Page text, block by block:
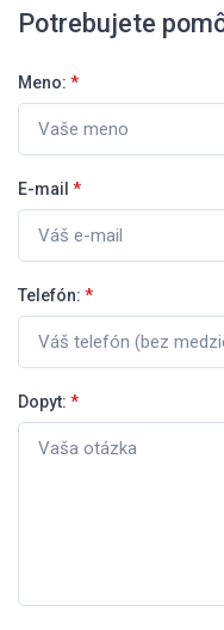
Potrebujete
Meno: *
E-mail *
Telefón: *
Dopyt: *